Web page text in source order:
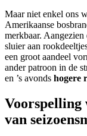
Maar niet enkel ons
Amerikaanse
merkbaar.
sluier aan
een groot aandeel
ander patroon in de
en ’s avonds hogere
Voorspelling
van